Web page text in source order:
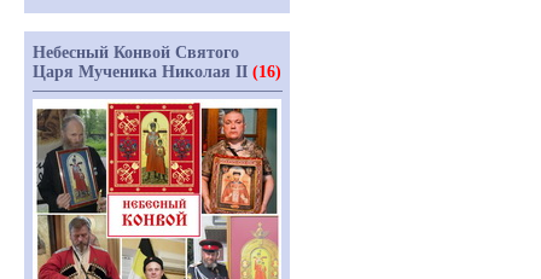
Небесный Конвой Святого
Царя Мученика Николая II (16)